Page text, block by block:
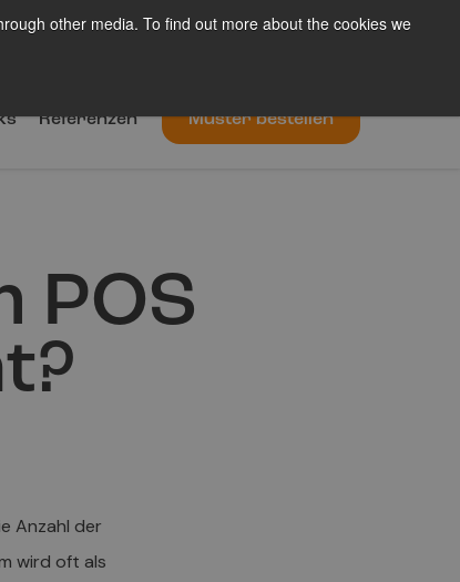
other media. To find out more about the cookies we
Blog Über uns Kontakt De
Referenzen Muster bestellen
POS
Anzahl der
wird oft als